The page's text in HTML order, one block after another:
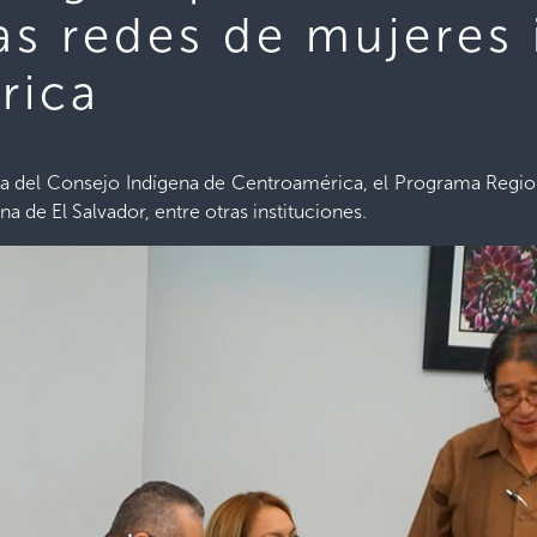
redes de mujeres
del Consejo Indígena de Centroamérica, el Programa
de El Salvador, entre otras instituciones.